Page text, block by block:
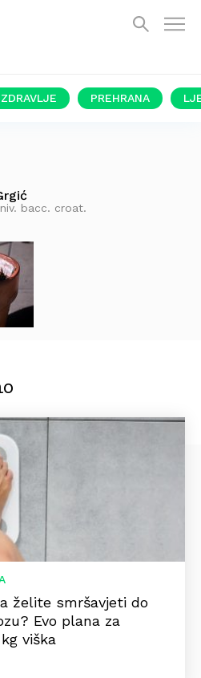
ZDRAVLJE PREHRANA
bacc. croat.
želite smršavjeti do
Evo plana za
viška